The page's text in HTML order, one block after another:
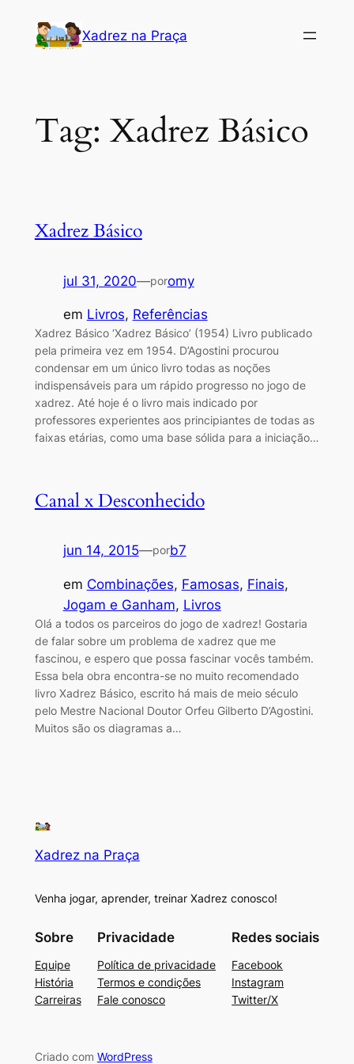
Xadrez na Praça
Tag: Xadrez Básico
Xadrez Básico
jul 31, 2020—poromy
em Livros, Referências
Xadrez Básico ‘Xadrez Básico’ (1954) Livro publicado
pela primeira vez em 1954. D’Agostini procurou
condensar em um único livro todas as noções
indispensáveis para um rápido progresso no jogo de
xadrez. Até hoje é o livro mais indicado por
professores experientes aos principiantes de todas as
faixas etárias, como uma base sólida para a iniciação…
Canal x Desconhecido
jun 14, 2015—porb7
em Combinações, Famosas, Finais
Jogam e Ganham, Livros
Olá a todos os parceiros do jogo de xadrez! Gostaria
de falar sobre um problema de xadrez que me
fascinou, e espero que possa fascinar vocês também.
Essa bela obra encontra-se no muito recomendado
livro Xadrez Básico, escrito há mais de meio século
pelo Mestre Nacional Doutor Orfeu Gilberto D’Agostini.
Muitos são os diagramas a…
Xadrez na Praça
Venha jogar, aprender, treinar Xadrez conosco!
Sobre
Equipe
História
Carreiras
Privacidade
Política de privacidade
Termos e condições
Fale conosco
Redes sociais
Facebook
Instagram
Twitter/X
Criado com WordPress